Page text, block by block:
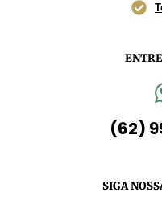
(62)
SIGA